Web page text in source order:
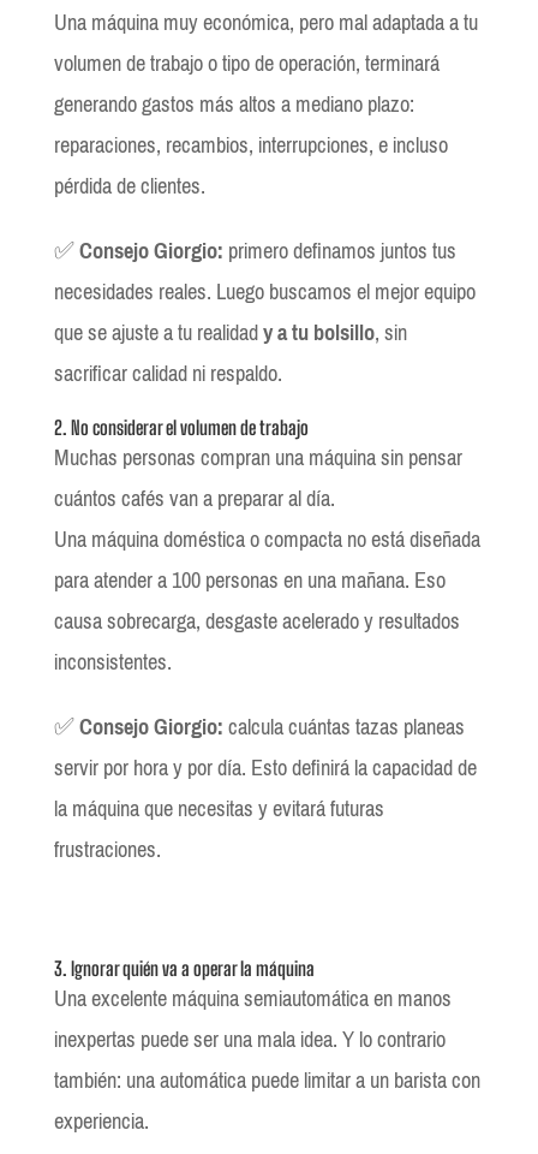
Una máquina muy económica, pero mal adaptada a tu
volumen de trabajo o tipo de operación, terminará
generando gastos más altos a mediano plazo:
reparaciones, recambios, interrupciones, e incluso
pérdida de clientes.
✅Consejo Giorgio:primero definamos juntos tus
necesidades reales. Luego buscamos el mejor equipo
que se ajuste a tu realidady a tu bolsillo, sin
sacrificar calidad ni respaldo.
2. No considerar el volumen de trabajo
Muchas personas compran una máquina sin pensar
cuántos cafés van a preparar al día.
Una máquina doméstica o compacta no está diseñada
para atender a 100 personas en una mañana. Eso
causa sobrecarga, desgaste acelerado y resultados
inconsistentes.
✅Consejo Giorgio:calcula cuántas tazas planeas
servir por hora y por día. Esto definirá la capacidad de
la máquina que necesitas y evitará futuras
frustraciones.
3. Ignorar quién va a operar la máquina
Una excelente máquina semiautomática en manos
inexpertas puede ser una mala idea. Y lo contrario
también: una automática puede limitar a un barista con
experiencia.